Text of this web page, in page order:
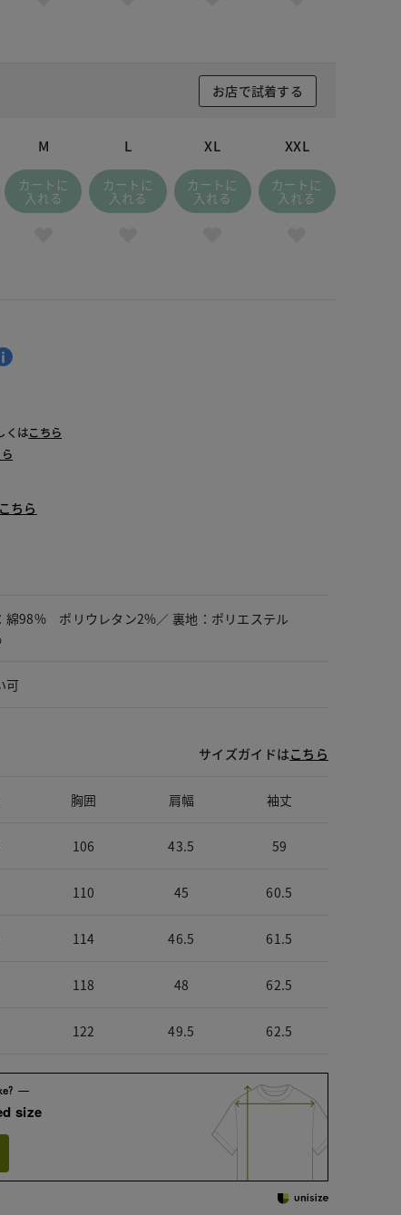
お店で試着する
M
カートに
入れる
L
カートに
入れる
XL
カートに
入れる
XXL
カートに
入れる
くはこちら
こちら
綿98% ポリウレタン2%／ 裏地：ポリエステル
可
サイズガイドはこちら
胸囲 肩幅 袖丈
106 43.5 59
110 45 60.5
114 46.5 61.5
118 48 62.5
122 49.5 62.5
size